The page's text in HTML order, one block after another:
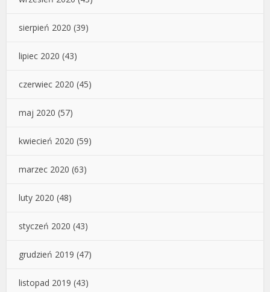
sierpień 2020 (39)
lipiec 2020 (43)
czerwiec 2020 (45)
maj 2020 (57)
kwiecień 2020 (59)
marzec 2020 (63)
luty 2020 (48)
styczeń 2020 (43)
grudzień 2019 (47)
listopad 2019 (43)